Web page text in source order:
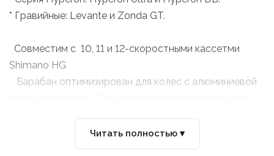
* Гравийные: Levante и Zonda GT.
Совместим с 10, 11 и 12-скоростными кассетми
Shimano HG
Барабан оптимизирован для колес с алюминиевой
Читать полностью ▾